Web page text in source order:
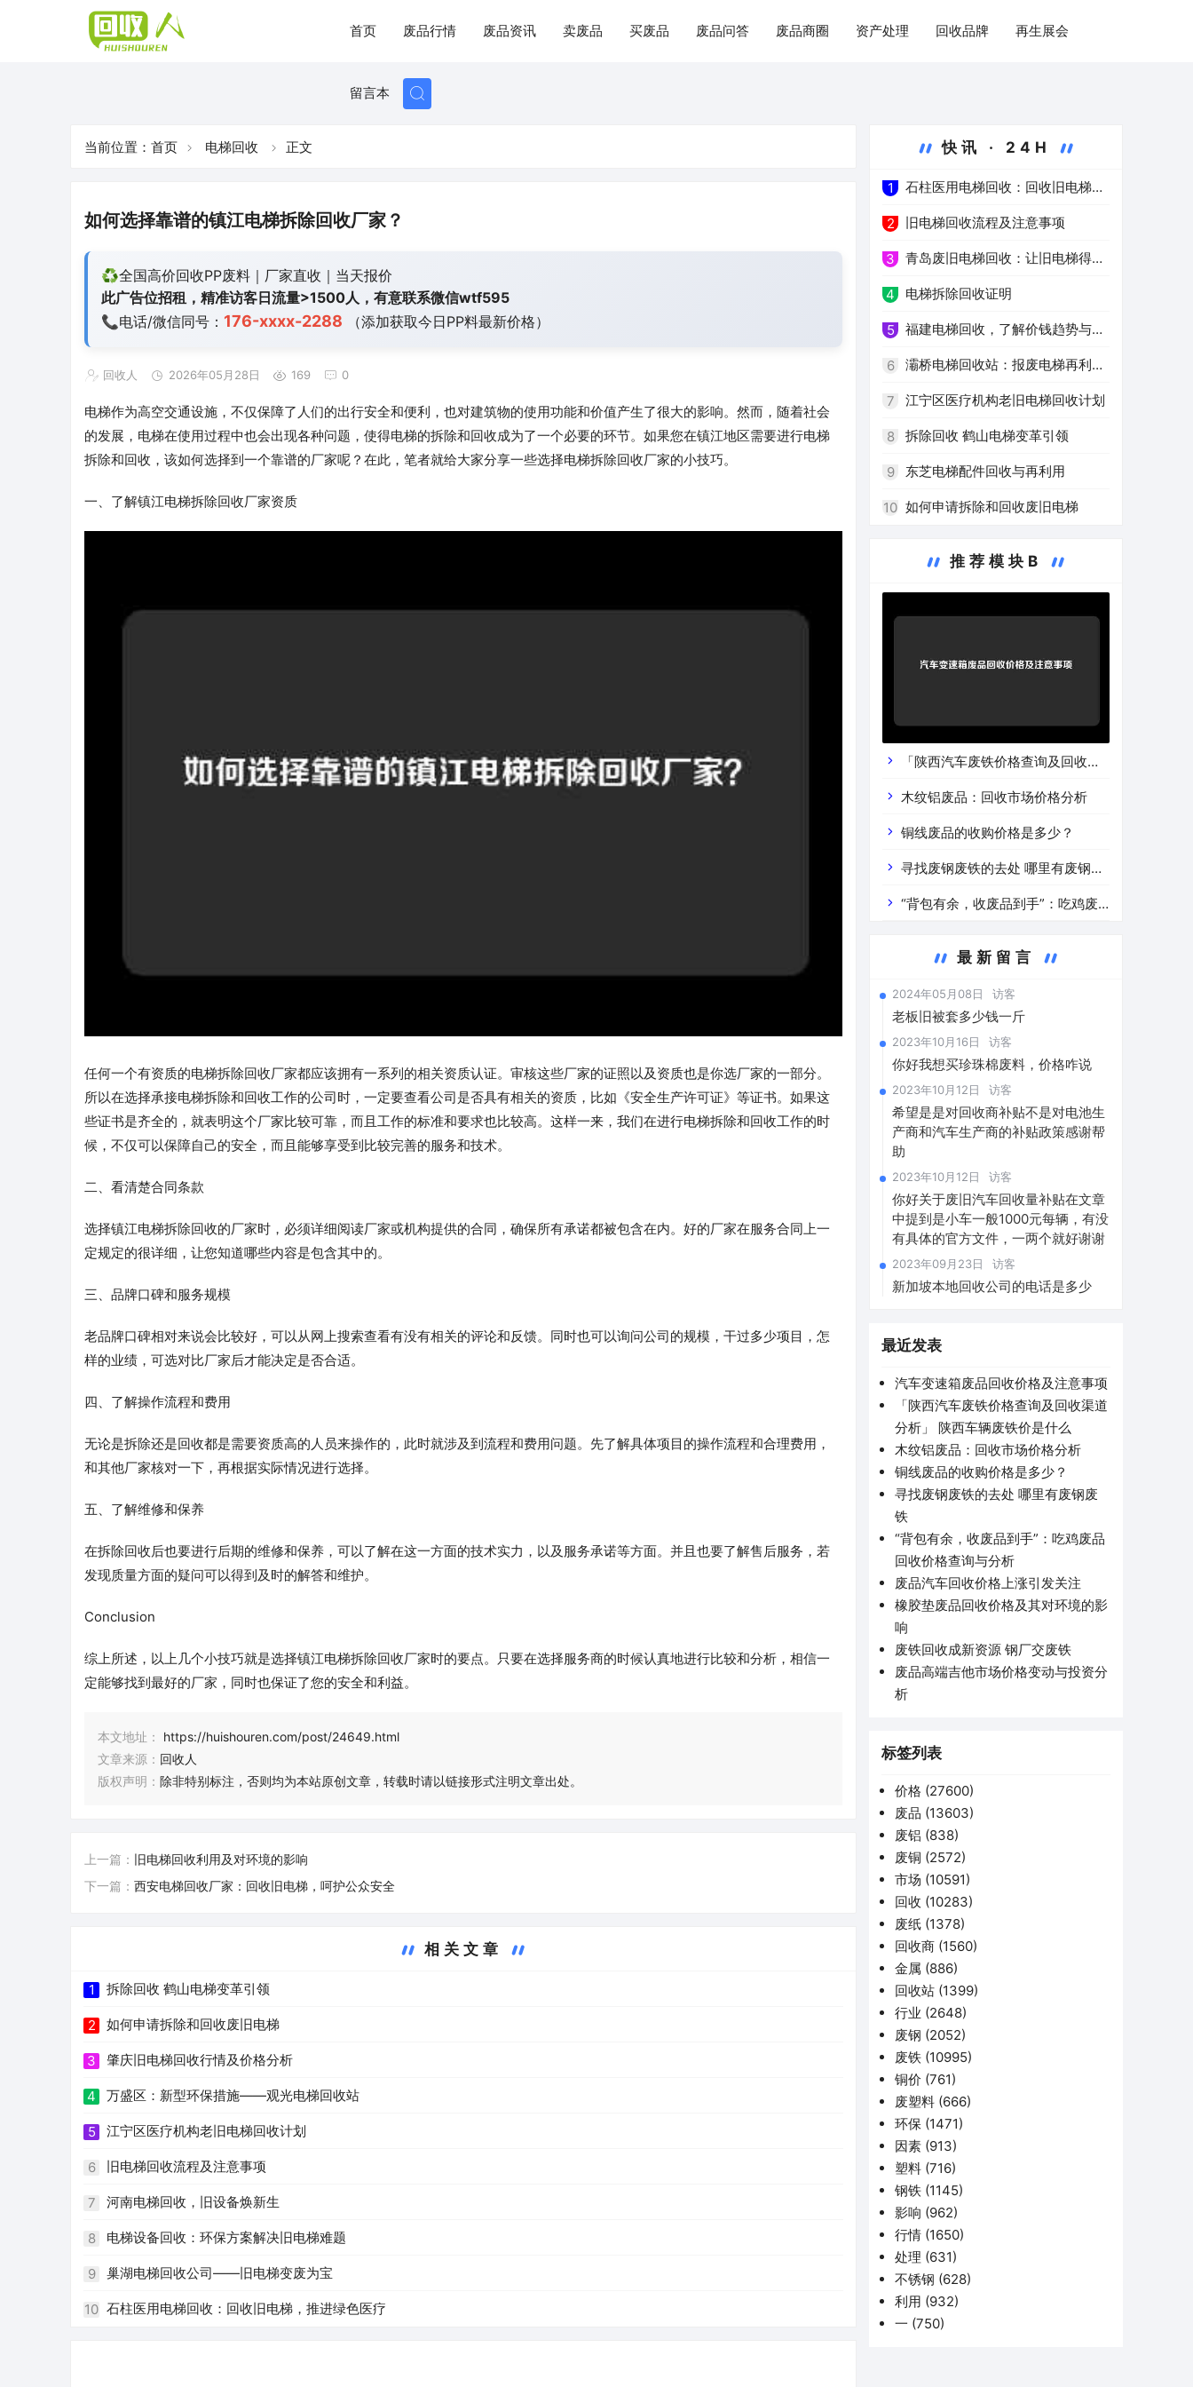
首页 废品行情 废品资讯 卖废品 买废品 废品问答 废品商圈 资产处理 回收品牌 再生展会
留言本
当前位置： 首页 电梯回收 正文
如何选择靠谱的镇江电梯拆除回收厂家？
♻️全国高价回收PP废料｜厂家直收｜当天报价
此广告位招租，精准访客日流量>1500人，有意联系微信wtf595
📞电话/微信同号： 176-xxxx-2288 （添加获取今日PP料最新价格）
回收人 2026年05月28日 169 0
电梯作为高空交通设施，不仅保障了人们的出行安全和便利，也对建筑物的使用功能和价值产生了很大的影响。然而，随着社会
的发展，电梯在使用过程中也会出现各种问题，使得电梯的拆除和回收成为了一个必要的环节。如果您在镇江地区需要进行电梯
拆除和回收，该如何选择到一个靠谱的厂家呢？在此，笔者就给大家分享一些选择电梯拆除回收厂家的小技巧。
一、了解镇江电梯拆除回收厂家资质
任何一个有资质的电梯拆除回收厂家都应该拥有一系列的相关资质认证。审核这些厂家的证照以及资质也是你选厂家的一部分。
所以在选择承接电梯拆除和回收工作的公司时，一定要查看公司是否具有相关的资质，比如《安全生产许可证》等证书。如果这
些证书是齐全的，就表明这个厂家比较可靠，而且工作的标准和要求也比较高。这样一来，我们在进行电梯拆除和回收工作的时
候，不仅可以保障自己的安全，而且能够享受到比较完善的服务和技术。
二、看清楚合同条款
选择镇江电梯拆除回收的厂家时，必须详细阅读厂家或机构提供的合同，确保所有承诺都被包含在内。好的厂家在服务合同上一
定规定的很详细，让您知道哪些内容是包含其中的。
三、品牌口碑和服务规模
老品牌口碑相对来说会比较好，可以从网上搜索查看有没有相关的评论和反馈。同时也可以询问公司的规模，干过多少项目，怎
样的业绩，可选对比厂家后才能决定是否合适。
四、了解操作流程和费用
无论是拆除还是回收都是需要资质高的人员来操作的，此时就涉及到流程和费用问题。先了解具体项目的操作流程和合理费用，
和其他厂家核对一下，再根据实际情况进行选择。
五、了解维修和保养
在拆除回收后也要进行后期的维修和保养，可以了解在这一方面的技术实力，以及服务承诺等方面。并且也要了解售后服务，若
发现质量方面的疑问可以得到及时的解答和维护。
Conclusion
综上所述，以上几个小技巧就是选择镇江电梯拆除回收厂家时的要点。只要在选择服务商的时候认真地进行比较和分析，相信一
定能够找到最好的厂家，同时也保证了您的安全和利益。
本文地址：
https://huishouren.com/post/24649.html
文章来源： 回收人
版权声明： 除非特别标注，否则均为本站原创文章，转载时请以链接形式注明文章出处。
上一篇： 旧电梯回收利用及对环境的影响
下一篇： 西安电梯回收厂家：回收旧电梯，呵护公众安全
相关文章
1 拆除回收 鹤山电梯变革引领
2 如何申请拆除和回收废旧电梯
3 肇庆旧电梯回收行情及价格分析
4 万盛区：新型环保措施——观光电梯回收站
5 江宁区医疗机构老旧电梯回收计划
6 旧电梯回收流程及注意事项
7 河南电梯回收，旧设备焕新生
8 电梯设备回收：环保方案解决旧电梯难题
9 巢湖电梯回收公司——旧电梯变废为宝
10 石柱医用电梯回收：回收旧电梯，推进绿色医疗
快讯 · 24H
1 石柱医用电梯回收：回收旧电梯，
推进绿色医疗
2 旧电梯回收流程及注意事项
3 青岛废旧电梯回收：让旧电梯得到
高效再利用
4 电梯拆除回收证明
5 福建电梯回收，了解价钱趋势与注
意事项
6 灞桥电梯回收站：报废电梯再利用
的环保之路
7 江宁区医疗机构老旧电梯回收计划
8 拆除回收 鹤山电梯变革引领
9 东芝电梯配件回收与再利用
10 如何申请拆除和回收废旧电梯
推荐模块B
「陕西汽车废铁价格查询及回收渠
道分析」 陕西车辆废铁价是什么
木纹铝废品：回收市场价格分析
铜线废品的收购价格是多少？
寻找废钢废铁的去处 哪里有废钢废
铁 “背包有余，收废品到手”：吃鸡废
最新留言
2024年05月08日 访客
老板旧被套多少钱一斤
2023年10月16日 访客
你好我想买珍珠棉废料，价格咋说
2023年10月12日 访客
希望是是对回收商补贴不是对电池生
产商和汽车生产商的补贴政策感谢帮
助
2023年10月12日 访客
你好关于废旧汽车回收量补贴在文章
中提到是小车一般1000元每辆，有没
有具体的官方文件，一两个就好谢谢
2023年09月23日 访客
新加坡本地回收公司的电话是多少
最近发表
汽车变速箱废品回收价格及注意事项
「陕西汽车废铁价格查询及回收渠道
分析」 陕西车辆废铁价是什么
木纹铝废品：回收市场价格分析
铜线废品的收购价格是多少？
寻找废钢废铁的去处 哪里有废钢废
铁
“背包有余，收废品到手”：吃鸡废品
回收价格查询与分析
废品汽车回收价格上涨引发关注
橡胶垫废品回收价格及其对环境的影
响
废铁回收成新资源 钢厂交废铁
废品高端吉他市场价格变动与投资分
析
标签列表
价格 (27600)
废品 (13603)
废铝 (838)
废铜 (2572)
市场 (10591)
回收 (10283)
废纸 (1378)
回收商 (1560)
金属 (886)
回收站 (1399)
行业 (2648)
废钢 (2052)
废铁 (10995)
铜价 (761)
废塑料 (666)
环保 (1471)
因素 (913)
塑料 (716)
钢铁 (1145)
影响 (962)
行情 (1650)
处理 (631)
不锈钢 (628)
利用 (932)
一 (750)